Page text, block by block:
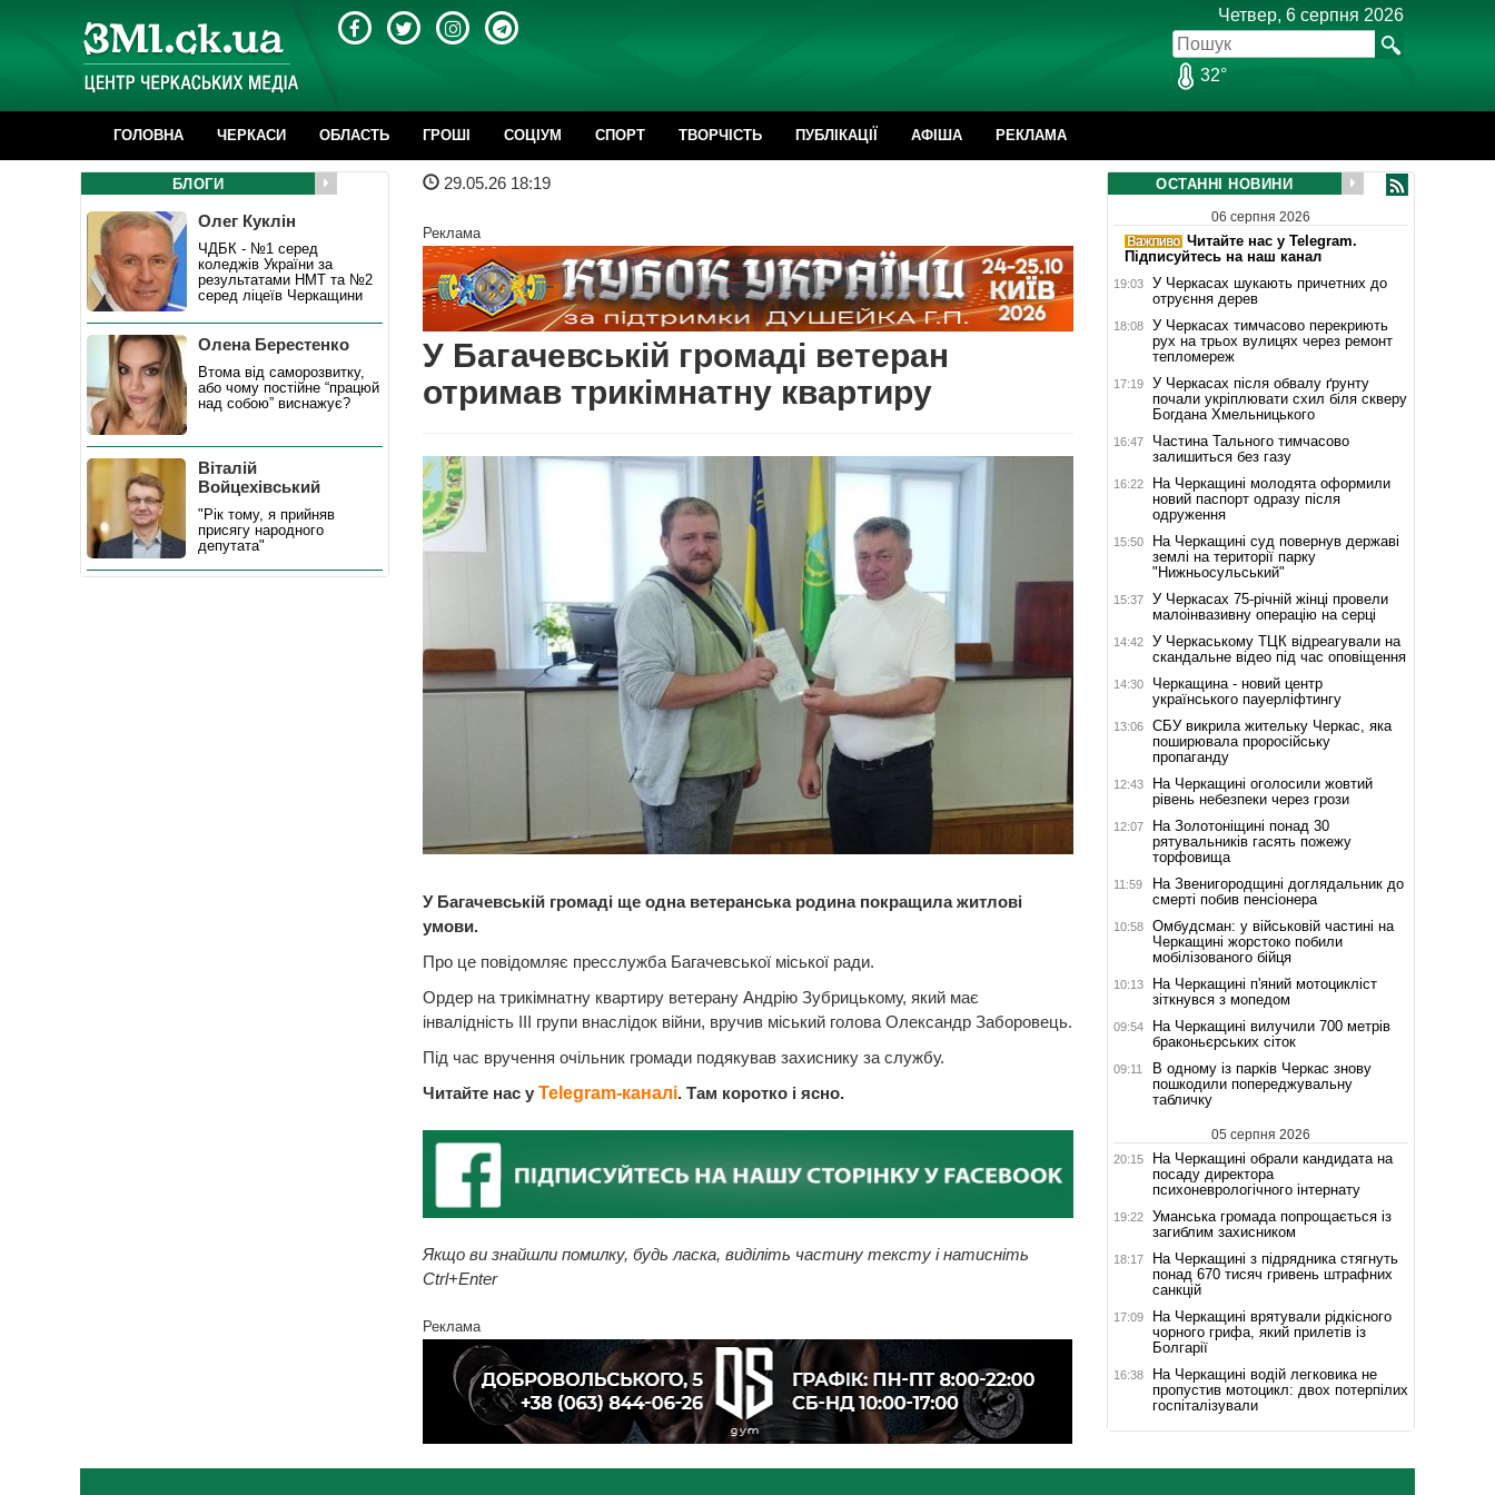
Четвер, 6 серпня 2026
32°
ГОЛОВНА ЧЕРКАСИ ОБЛАСТЬ ГРОШІ CОЦІУМ СПОРТ ТВОРЧІСТЬ ПУБЛІКАЦІЇ АФІША РЕКЛАМА
29.05.26 18:19
Реклама
У Багачевській громаді ветеран
отримав трикімнатну квартиру
У Багачевській громаді ще одна ветеранська родина покращила житлові
умови.
Про це повідомляє пресслужба Багачевської міської ради.
Ордер на трикімнатну квартиру ветерану Андрію Зубрицькому, який має
інвалідність III групи внаслідок війни, вручив міський голова Олександр Заборовець.
Під час вручення очільник громади подякував захиснику за службу.
Читайте нас у Telegram-каналі. Там коротко і ясно.
Якщо ви знайшли помилку, будь ласка, виділіть частину тексту і натисніть
Ctrl+Enter
Реклама
БЛОГИ
Олег Куклін
ЧДБК - №1 серед
коледжів України за
результатами НМТ та №2
серед ліцеїв Черкащини
Олена Берестенко
Втома від саморозвитку,
або чому постійне “працюй
над собою” виснажує?
Віталій
Войцехівський
"Рік тому, я прийняв
присягу народного
депутата"
ОСТАННІ НОВИНИ
06 серпня 2026
Читайте нас у Telegram.
Підписуйтесь на наш канал
19:03
У Черкасах шукають причетних до
отруєння дерев
18:08
У Черкасах тимчасово перекриють
рух на трьох вулицях через ремонт
тепломереж
17:19
У Черкасах після обвалу ґрунту
почали укріплювати схил біля скверу
Богдана Хмельницького
16:47
Частина Тального тимчасово
залишиться без газу
16:22
На Черкащині молодята оформили
новий паспорт одразу після
одруження
15:50
На Черкащині суд повернув державі
землі на території парку
"Нижньосульський"
15:37
У Черкасах 75-річній жінці провели
малоінвазивну операцію на серці
14:42
У Черкаському ТЦК відреагували на
скандальне відео під час оповіщення
14:30
Черкащина - новий центр
українського пауерліфтингу
13:06
СБУ викрила жительку Черкас, яка
поширювала проросійську
пропаганду
12:43
На Черкащині оголосили жовтий
рівень небезпеки через грози
12:07
На Золотоніщині понад 30
рятувальників гасять пожежу
торфовища
11:59
На Звенигородщині доглядальник до
смерті побив пенсіонера
10:58
Омбудсман: у військовій частині на
Черкащині жорстоко побили
мобілізованого бійця
10:13
На Черкащині п'яний мотоцикліст
зіткнувся з мопедом
09:54
На Черкащині вилучили 700 метрів
браконьєрських сіток
09:11
В одному із парків Черкас знову
пошкодили попереджувальну
табличку
05 серпня 2026
20:15
На Черкащині обрали кандидата на
посаду директора
психоневрологічного інтернату
19:22
Уманська громада попрощається із
загиблим захисником
18:17
На Черкащині з підрядника стягнуть
понад 670 тисяч гривень штрафних
санкцій
17:09
На Черкащині врятували рідкісного
чорного грифа, який прилетів із
Болгарії
16:38
На Черкащині водій легковика не
пропустив мотоцикл: двох потерпілих
госпіталізували